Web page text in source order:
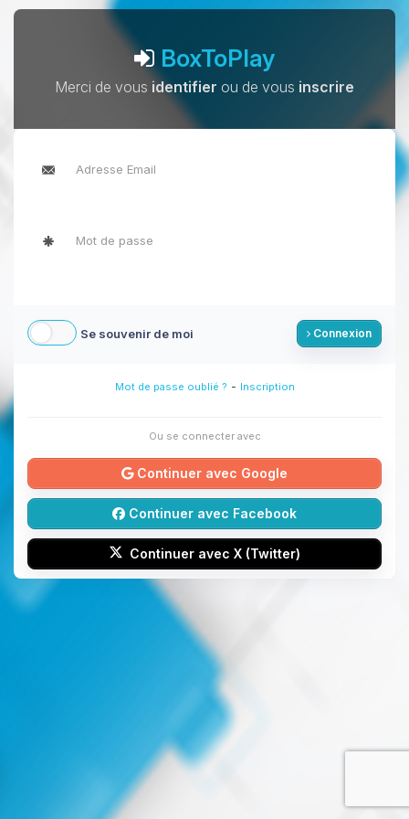
BoxToPlay
Merci de vous identifier ou de vous inscrire
Se souvenir de moi Connexion
Mot de passe oublié ? - Inscription
Ou se connecter avec
Continuer avec Google
Continuer avec Facebook
Continuer avec X (Twitter)